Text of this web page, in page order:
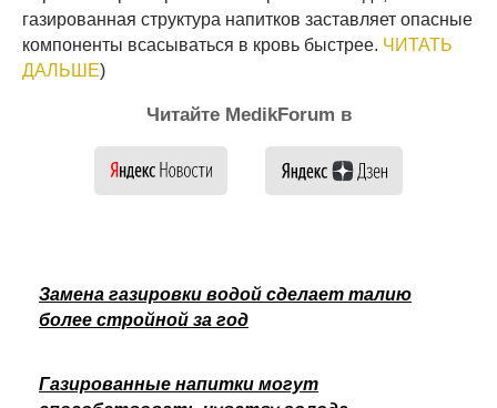
газированная структура напитков заставляет опасные
компоненты всасываться в кровь быстрее. ЧИТАТЬ
ДАЛЬШЕ)
Читайте MedikForum в
Замена газировки водой сделает талию
более стройной за год
Газированные напитки могут